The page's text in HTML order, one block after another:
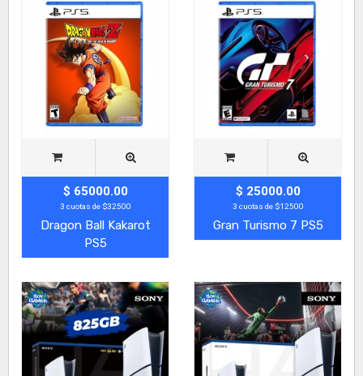
$ 65000.00
3 cuotas de $32500
Dragon Ball Kakarot
PS5
$ 25000.00
3 cuotas de $12500
Gran Turismo 7 PS5